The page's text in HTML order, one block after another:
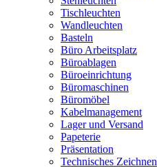
Tischleuchten
Wandleuchten
Basteln
Büro Arbeitsplatz
Büroablagen
Büroeinrichtung
Büromaschinen
Büromöbel
Kabelmanagement
Lager und Versand
Papeterie
Präsentation
Technisches Zeichnen